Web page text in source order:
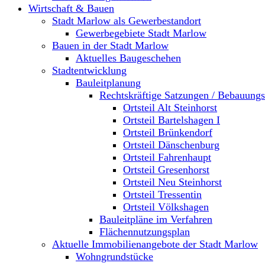
Wirtschaft & Bauen
Stadt Marlow als Gewerbestandort
Gewerbegebiete Stadt Marlow
Bauen in der Stadt Marlow
Aktuelles Baugeschehen
Stadtentwicklung
Bauleitplanung
Rechtskräftige Satzungen /
Ortsteil Alt Steinhorst
Ortsteil Bartelshagen I
Ortsteil Brünkendorf
Ortsteil Dänschenburg
Ortsteil Fahrenhaupt
Ortsteil Gresenhorst
Ortsteil Neu Steinhorst
Ortsteil Tressentin
Ortsteil Völkshagen
Bauleitpläne im Verfahren
Flächennutzungsplan
Aktuelle Immobilienangebote der Stadt Marlow
Wohngrundstücke